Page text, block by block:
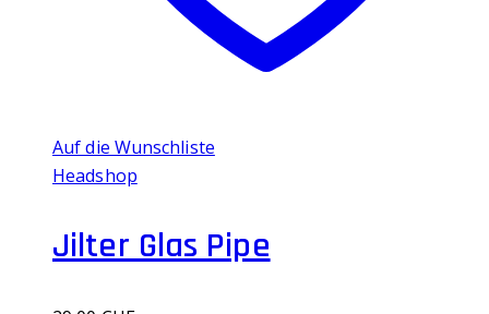
Auf die Wunschliste
Headshop
Jilter Glas Pipe